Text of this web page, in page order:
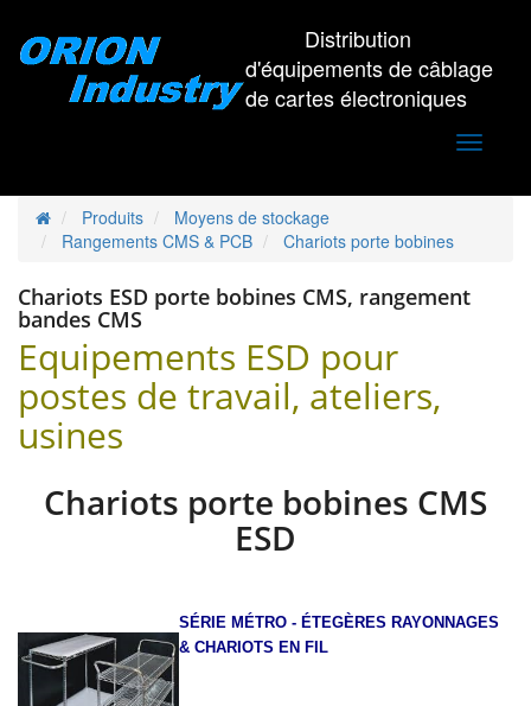
Distribution
d'équipements de câblage
de cartes électroniques
Toggle
Produits
Moyens de stockage
Rangements CMS & PCB
Chariots porte bobines
Chariots ESD porte bobines CMS, rangement
bandes CMS
Equipements ESD pour
postes de travail, ateliers,
usines
Chariots porte bobines CMS
ESD
SÉRIE MÉTRO - ÉTEGÈRES RAYONNAGES
& CHARIOTS EN FIL